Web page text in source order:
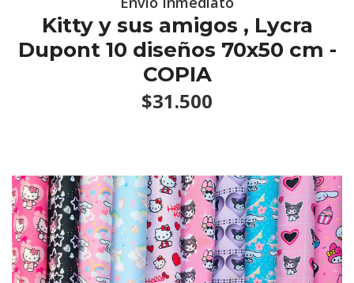
Kitty y sus amigos , Lycra
Dupont 10 diseños 70x50 cm -
COPIA
$31.500